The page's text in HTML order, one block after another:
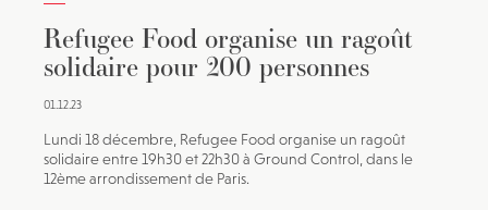
Refugee Food organise un ragoût
solidaire pour 200 personnes
01.12.23
Lundi 18 décembre, Refugee Food organise un ragoût
solidaire entre 19h30 et 22h30 à Ground Control, dans le
12ème arrondissement de Paris.